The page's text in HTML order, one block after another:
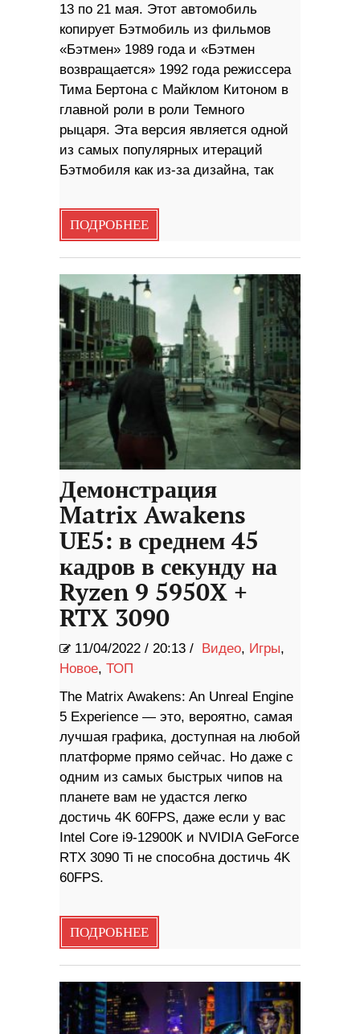
13 по 21 мая. Этот автомобиль
копирует Бэтмобиль из фильмов
«Бэтмен» 1989 года и «Бэтмен
возвращается» 1992 года режиссера
Тима Бертона с Майклом Китоном в
главной роли в роли Темного
рыцаря. Эта версия является одной
из самых популярных итераций
Бэтмобиля как из-за дизайна, так
ПОДРОБНЕЕ
Демонстрация
Matrix Awakens
UE5: в среднем 45
кадров в секунду на
Ryzen 9 5950X +
RTX 3090
11/04/2022 / 20:13 / Видео, Игры,
Новое, ТОП
The Matrix Awakens: An Unreal Engine
5 Experience — это, вероятно, самая
лучшая графика, доступная на любой
платформе прямо сейчас. Но даже с
одним из самых быстрых чипов на
планете вам не удастся легко
достичь 4K 60FPS, даже если у вас
Intel Core i9-12900K и NVIDIA GeForce
RTX 3090 Ti не способна достичь 4K
60FPS.
ПОДРОБНЕЕ